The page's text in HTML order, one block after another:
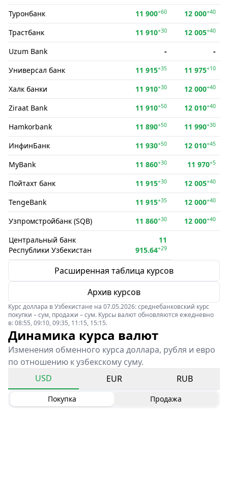
Туронбанк 11 900+60 12 000+40
Трастбанк 11 910+30 12 005+40
Uzum Bank -
-
Универсал банк
11 915+35 11 975+10
Халк банки 11 910+30 12 000+40
Ziraat Bank 11 910+50 12 010+40
Hamkorbank 11 890+50 11 990+30
ИнфинБанк 11 930+50 12 010+45
MyBank 11 860+30 11 970+5
Пойтахт банк 11 915+30 12 005+40
TengeBank 11 915+35 12 000+40
Узпромстройбанк (SQB) 11 860+30 12 000+40
Центральный банк
Республики Узбекистан
11
915.64+29
Расширенная таблица курсов
Архив курсов
Курс доллара в Узбекистане на 07.05.2026: среднебанковский курс
покупки – сум, продажи – сум. Курсы валют обновляются ежедневно
в: 08:55, 09:10, 09:35, 11:15, 15:15.
Динамика курса валют
Изменения обменного курса доллара, рубля и евро
по отношению к узбекскому суму.
USD
EUR RUB
Покупка Продажа